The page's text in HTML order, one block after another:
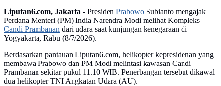
Liputan6.com, Jakarta - Presiden Prabowo Subianto mengajak
Perdana Menteri (PM) India Narendra Modi melihat Kompleks
Candi Prambanan dari udara saat kunjungan kenegaraan di
Yogyakarta, Rabu (8/7/2026).
Berdasarkan pantauan Liputan6.com, helikopter kepresidenan yang
membawa Prabowo dan PM Modi melintasi kawasan Candi
Prambanan sekitar pukul 11.10 WIB. Penerbangan tersebut dikawal
dua helikopter TNI Angkatan Udara (AU).